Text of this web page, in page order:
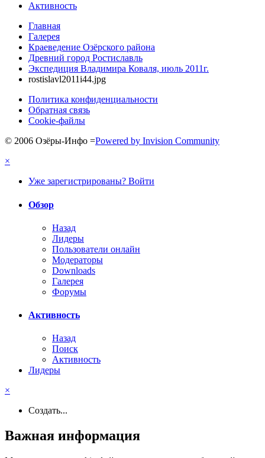
Активность
Главная
Галерея
Краеведение Озёрского района
Древний город Ростиславль
Экспедиция Владимира Коваля, июль 2011г.
rostislavl2011i44.jpg
Политика конфиденциальности
Обратная связь
Cookie-файлы
© 2006 Озёры-Инфо =Powered by Invision Community
×
Уже зарегистрированы? Войти
Обзор
Назад
Лидеры
Пользователи онлайн
Модераторы
Downloads
Галерея
Форумы
Активность
Назад
Поиск
Активность
Лидеры
×
Создать...
Важная информация